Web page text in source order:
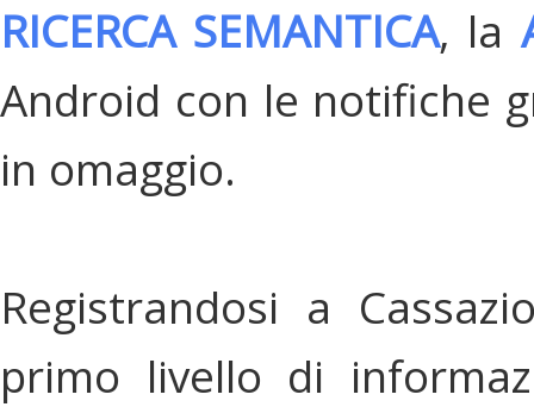
RICERCA SEMANTICA, la
Android con le notifiche
in omaggio.
Registrandosi a
primo livello di